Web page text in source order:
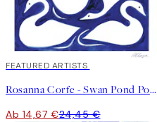
40%*
FEATURED ARTISTS
Rosanna Corfe - Swan Pond Poster
Ab 14,67 €24,45 €